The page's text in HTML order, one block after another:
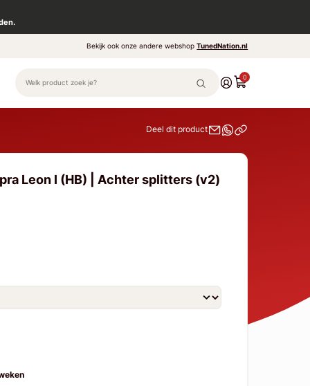
Bekijk ook onze andere webshopTunedNation.nl
0
Deel dit product
Leon I (HB) | Achter splitters (v2)